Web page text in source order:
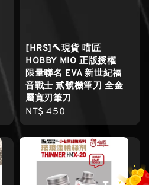
[HRS]🔨現貨 喵匠
HOBBY MIO 正版授權
限量聯名 EVA 新世紀福
音戰士 貳號機筆刀 全金
屬寬刃筆刀
Regular
price
NT$ 450